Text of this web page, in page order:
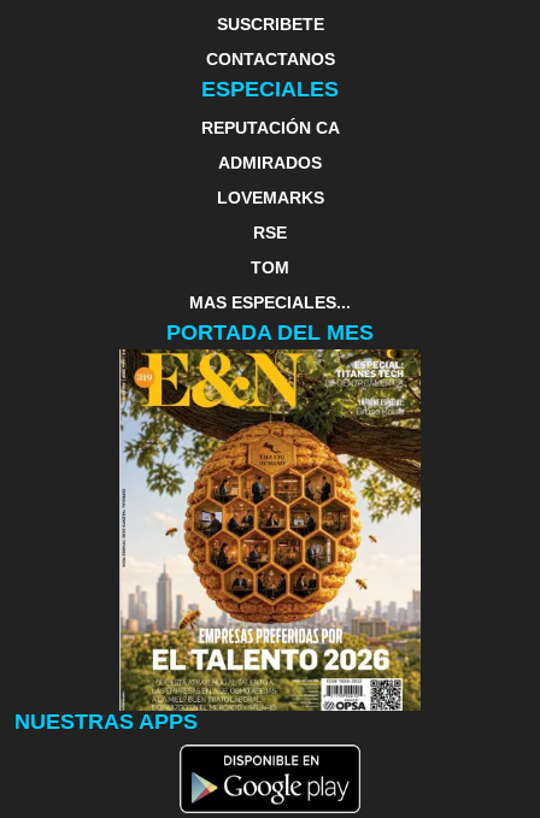
SUSCRIBETE
CONTACTANOS
ESPECIALES
REPUTACIÓN CA
ADMIRADOS
LOVEMARKS
RSE
TOM
MAS ESPECIALES...
PORTADA DEL MES
NUESTRAS APPS